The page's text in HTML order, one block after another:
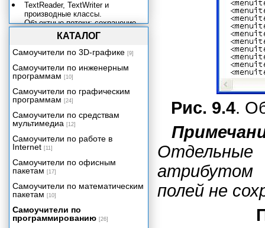
Рис. 9.4.
атрибутом
полей не
TextReader, TextWriter и
производные классы.
Объектные потоки: сохранение
и восстановление объектов.
Простое восстановление.
Применение сериализации
при клонировании объектов.
Практический пример:
динамический список с
поддержкой сериализации
Сетевые потоки
Монитор файловой системы
Многопоточные приложения
Поддержка баз данных в VB.NET
Краткий обзор ASP.NET
Сборки .NET, установка
КАТАЛОГ
Самоучители по 3D-графике [9]
Самоучители по инженерным
программам [10]
Самоучители по графическим
программам [24]
Самоучители по средствам
мультимедиа [12]
Самоучители по работе в
Internet [11]
Самоучители по офисным
пакетам [17]
Самоучители по математическим
пакетам [10]
Самоучители по
программированию [26]